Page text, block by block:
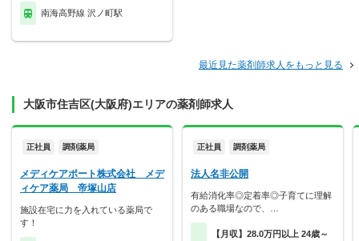
南海高野線 沢ノ町駅
最近見た薬剤師求人をもっと見る
大阪市住吉区(大阪府)エリアの薬剤師求人
正社員 調剤薬局
メディケアポート株式会社 メデ
ィケア薬局 帝塚山店
施設在宅に力を入れている薬局で
す！
正社員 調剤薬局
法人名非公開
有給消化率◎定着率◎子育てに理解
のある職場なので、…
【月収】28.0万円以上 24歳～